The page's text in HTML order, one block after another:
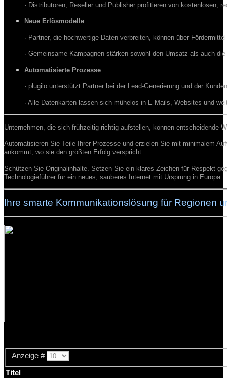
· Distributoren, Reseller und Publisher profitieren von kostenlosen,
Neue Erlösmodelle
· Partner, die hochwertige Daten verbreiten, können über
· Gemeinsame Kampagnen stärken sowohl den Umsatz als auch
Automatisierte Prozesse
· plugilo unterstützt Partner bei der Lead-Generierung und der
· Alle Datenkarten lassen sich mühelos in E-Mails, Websites und
Unternehmen, die sich frühzeitig richtig aufstellen, können entscheidende
Automatisieren Sie Teile Ihrer Prozesse und erzielen Sie mit minimalem
ankommt, wo sie den größten Erfolg verspricht.
Schützen Sie Originalinhalte. Setzen Sie ein klares Zeichen für Respekt
Technologieführer für ein neues, sauberes Internet mit Ursprung in Europa.
Ihre smarte Kommunikationslösung für Regionen
Anzeige #
Titel